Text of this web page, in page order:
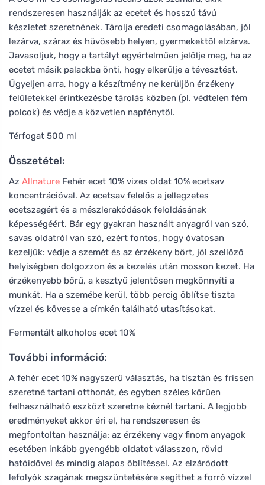
rendszeresen használják az ecetet és hosszú távú
készletet szeretnének. Tárolja eredeti csomagolásában, jól
lezárva, száraz és hűvösebb helyen, gyermekektől elzárva.
Javasoljuk, hogy a tartályt egyértelműen jelölje meg, ha az
ecetet másik palackba önti, hogy elkerülje a tévesztést.
Ügyeljen arra, hogy a készítmény ne kerüljön érzékeny
felületekkel érintkezésbe tárolás közben (pl. védtelen fém
polcok) és védje a közvetlen napfénytől.
Térfogat 500 ml
Összetétel:
Az Allnature Fehér ecet 10% vizes oldat 10% ecetsav
koncentrációval. Az ecetsav felelős a jellegzetes
ecetszagért és a mészlerakódások feloldásának
képességéért. Bár egy gyakran használt anyagról van szó,
savas oldatról van szó, ezért fontos, hogy óvatosan
kezeljük: védje a szemét és az érzékeny bőrt, jól szellőző
helyiségben dolgozzon és a kezelés után mosson kezet. Ha
érzékenyebb bőrű, a kesztyű jelentősen megkönnyíti a
munkát. Ha a szemébe kerül, több percig öblítse tiszta
vízzel és kövesse a címkén található utasításokat.
Fermentált alkoholos ecet 10%
További információ:
A fehér ecet 10% nagyszerű választás, ha tisztán és frissen
szeretné tartani otthonát, és egyben széles körűen
felhasználható eszközt szeretne kéznél tartani. A legjobb
eredményeket akkor éri el, ha rendszeresen és
megfontoltan használja: az érzékeny vagy finom anyagok
esetében inkább gyengébb oldatot válasszon, rövid
hatóidővel és mindig alapos öblítéssel. Az elzáródott
lefolyók szagának megszüntetésére segíthet a forró vízzel